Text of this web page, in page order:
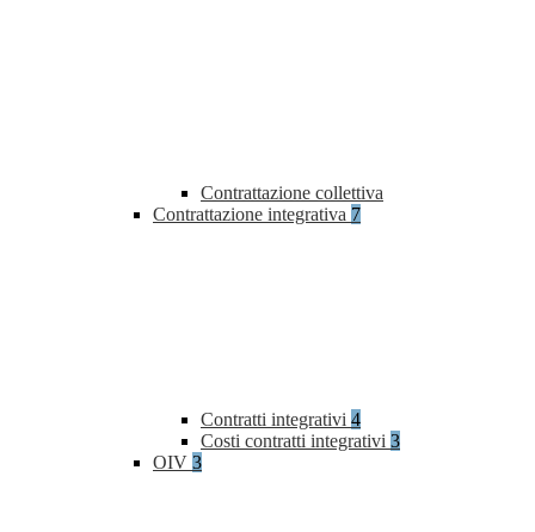
Contrattazione collettiva
Contrattazione integrativa 7
Contratti integrativi 4
Costi contratti integrativi 3
OIV 3